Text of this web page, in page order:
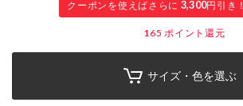
クーポンを使えばさらに 3,300円引き！
165 ポイント還元
サイズ・色を選ぶ